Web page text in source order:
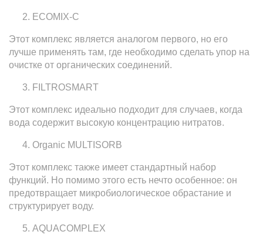
ECOMIX-C
Этот комплекс является аналогом первого, но его
лучше применять там, где необходимо сделать упор на
очистке от органических соединений.
FILTROSMART
Этот комплекс идеально подходит для случаев, когда
вода содержит высокую концентрацию нитратов.
Organic MULTISORB
Этот комплекс также имеет стандартный набор
функций. Но помимо этого есть нечто особенное: он
предотвращает микробиологическое обрастание и
структурирует воду.
AQUACOMPLEX